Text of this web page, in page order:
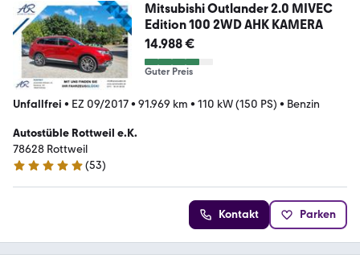
Mitsubishi Outlander 2.0 MIVEC
Edition 100 2WD AHK KAMERA
14.988 €
Guter Preis
Unfallfrei • EZ 09/2017• 91.969 km • 110 kW (150 PS) • Benzin
Autostüble Rottweil e.K.
78628 Rottweil
5 Sterne
(53)
Kontakt Parken